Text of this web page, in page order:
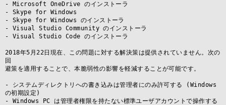
- Microsoft OneDrive のインストーラ
- Skype for Windows
- Skype for Windows のインストーラ
- Visual Studio Community のインストーラ
- Visual Studio Code のインストーラ
2018年5月22日現在、この問題に対する解決策は提供されていません。次の
回
避策を適用することで、本脆弱性の影響を軽減することが可能です。
- システムディレクトリへの書き込みは管理者にのみ許可する (Windows
の初期設定)
- Windows PC は管理者権限を持たない標準ユーザアカウントで操作する